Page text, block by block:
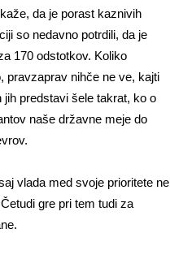
da je porast kaznivih
so nedavno potrdili, da je
170 odstotkov. Koliko
pravzaprav nihče ne ve, kajti
predstavi šele takrat, ko o
naše državne meje do
vlada med svoje prioritete ne
gre pri tem tudi za